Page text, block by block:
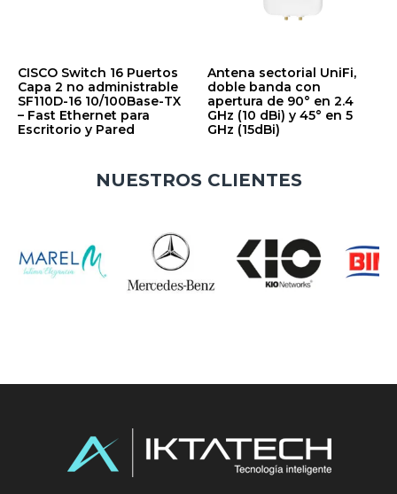
CISCO Switch 16 Puertos
Capa 2 no administrable
SF110D-16 10/100Base-TX
– Fast Ethernet para
Escritorio y Pared
Antena sectorial UniFi,
doble banda con
apertura de 90° en 2.4
GHz (10 dBi) y 45° en 5
GHz (15dBi)
NUESTROS CLIENTES